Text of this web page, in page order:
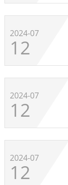
2024-07
12
2024-07
12
2024-07
12